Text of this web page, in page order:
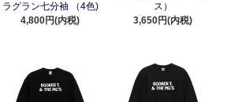
ラグラン七分袖 （4色)
4,800円(内税)
ス）
3,650円(内税)